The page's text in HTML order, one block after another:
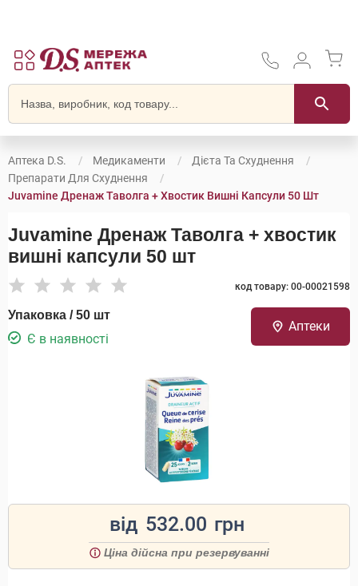
Аптека D.S. Медикаменти
Дієта Та Схуднення
Препарати Для Схуднення
Juvamine Дренаж Таволга + Хвостик Вишні Капсули 50 Шт
Juvamine Дренаж Таволга + хвостик
вишні капсули 50 шт
код товару: 00-00021598
Упаковка / 50 шт
Є в наявності
Аптеки
від 532.00 грн
Ціна дійсна при резервуванні